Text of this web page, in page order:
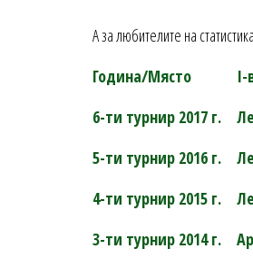
А за любителите на
Година/Място
6-ти турнир 2017 г.
5-ти турнир 2016 г.
4-ти турнир 2015 г.
3-ти турнир 2014 г.